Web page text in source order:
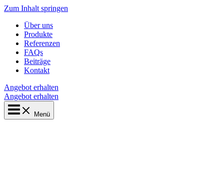
Zum Inhalt springen
Über uns
Produkte
Referenzen
FAQs
Beiträge
Kontakt
Angebot erhalten
Angebot erhalten
Menü